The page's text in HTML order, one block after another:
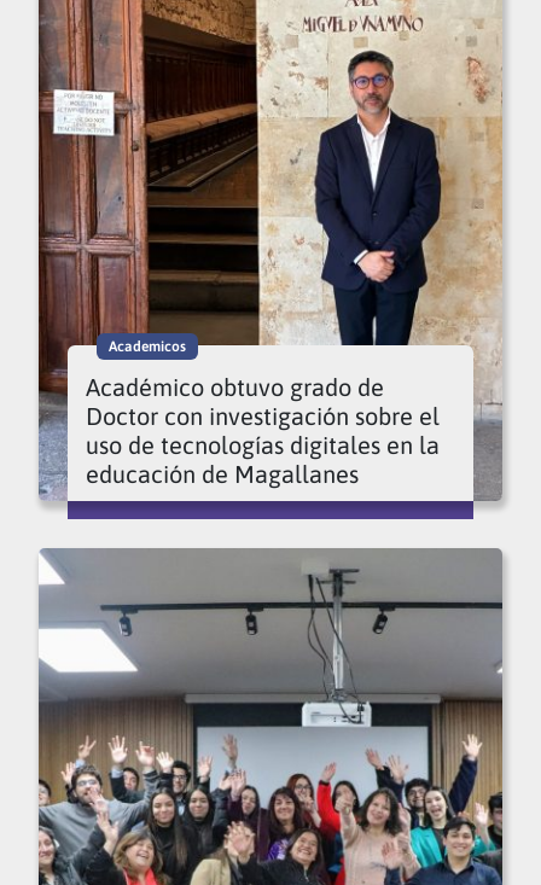
Academicos
Académico obtuvo grado de
Doctor con investigación sobre el
uso de tecnologías digitales en la
educación de Magallanes